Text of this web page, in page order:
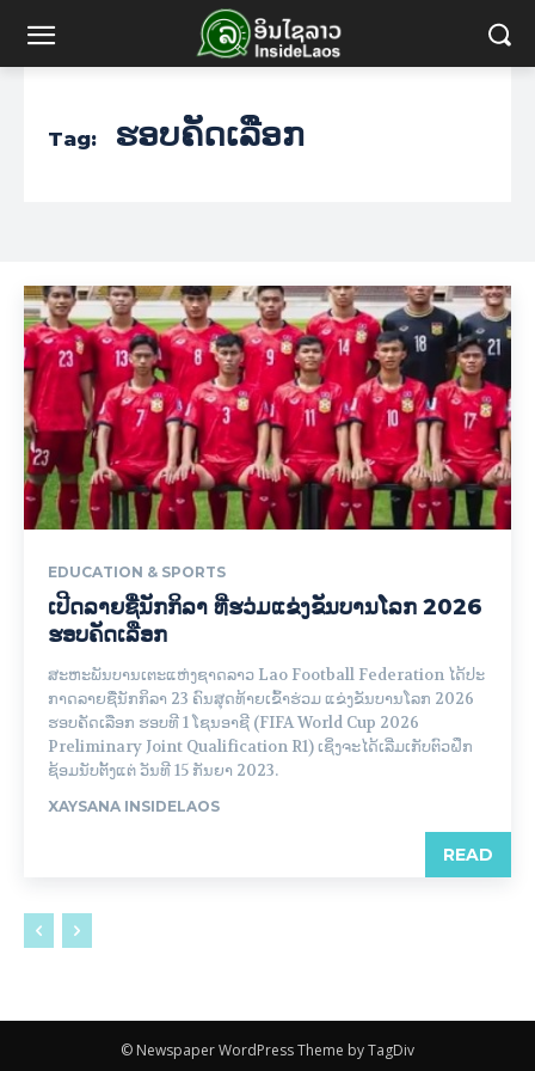
Tag: ຮອບຄັດເລືອກ
EDUCATION & SPORTS
ເປີດລາຍຊື່ນັກກິລາ ທີ່ຮວ່ມແຂ່ງຂັນບານໂລກ 2026
ຮອບຄັດເລືອກ
ສະຫະພັນບານເຕະແຫ່ງຊາດລາວ Lao Football Federation ໄດ້ປະ​
ກາດ​ລາຍ​ຊື່​ນັກ​ກິ​ລາ 23 ຄົນ​ສຸດ​ທ້າຍ​ເຂົ້າ​ຮ່ວມ ແຂ່ງຂັນບານໂລກ 2026
ຮອບຄັດເລືອກ ຮອບທີ 1 ໂຊນອາຊີ (FIFA World Cup 2026
Preliminary Joint Qualification R1) ເຊິ່ງຈະໄດ້ເລີ່ມເກັບຕົວຝຶກ
ຊ້ອມນັບຕັ້ງແຕ່ ວັນທີ 15 ກັນຍາ 2023.
XAYSANA INSIDELAOS
READ
© Newspaper WordPress Theme by TagDiv